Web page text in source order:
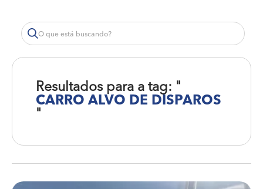
Resultados para a tag: "
CARRO ALVO DE DISPAROS
"